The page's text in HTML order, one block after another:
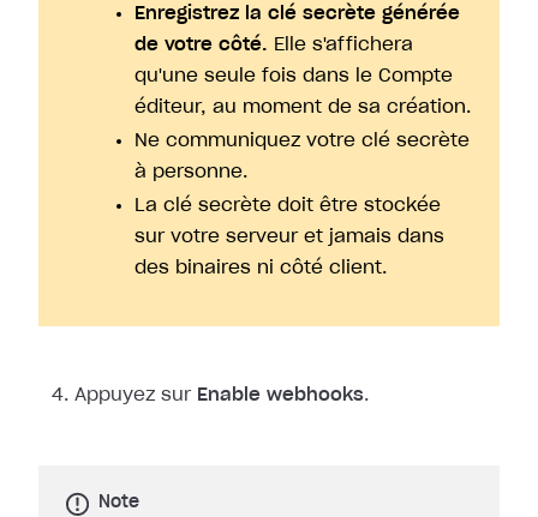
Enregistrez la clé secrète générée
de votre côté. Elle s'affichera
qu'une seule fois dans le Compte
éditeur, au moment de sa création.
Ne communiquez votre clé secrète
à personne.
La clé secrète doit être stockée
sur votre serveur et jamais dans
des binaires ni côté client.
Appuyez sur Enable webhooks.
Note